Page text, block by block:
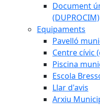
Document
(DUPROCIM)
Equipaments
Pavelló
Centre cívic
Piscina
Escola
Llar d'avis
Arxiu